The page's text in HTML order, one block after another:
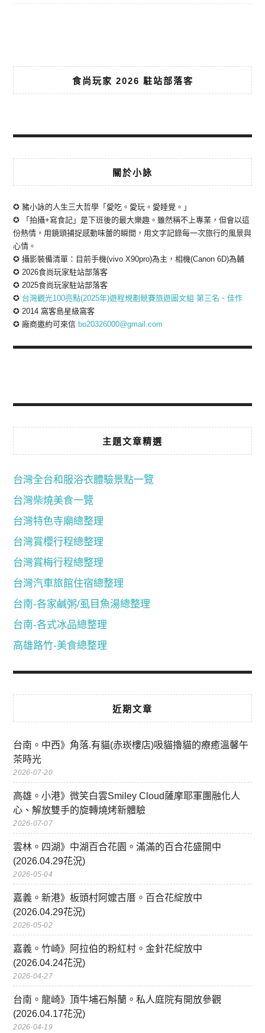
食尚玩家 2026 駐站部落客
關於小詠
✪ 豬小詠的人生三大哲學「愛吃。愛玩。愛睡覺。」
✪ 「拍攝+寫食記」是下班後的最大樂趣。雖然稱不上專業，但會以這
份熱情，用鏡頭捕捉感動味蕾的瞬間，用文字記錄每一次旅行的風景與
心情。
✪ 攝影裝備清單：目前手機(vivo X90pro)為主，相機(Canon 6D)為輔
✪ 2026食尚玩家駐站部落客
✪ 2025食尚玩家駐站部落客
✪ 台灣觀光100亮點(2025年)遊程規劃競賽旅遊圖文組 第三名、佳作
✪ 2014 窩客島星級窩客
✪ 廠商邀約可來信 bo20326000@gmail.com
主題文章精選
台灣全台和服浴衣體驗景點一覽
台灣柴燒美食一覽
台灣特色寺廟總整理
台灣賞櫻行程總整理
台灣賞梅行程總整理
台灣汽車旅館住宿總整理
台南-各家鹹粥/虱目魚湯總整理
台南-各式冰品總整理
高雄路竹-美食總整理
近期文章
台南。中西》角落.有貓(赤崁樓店)吸貓擼貓的療癒溫馨午
茶時光
2026-07-20
高雄。小港》微笑白雲Smiley Cloud薩摩耶軍團融化人
心、解放雙手的旋轉燒烤新體驗
2026-07-07
雲林。四湖》中湖百合花園。滿滿的百合花盛開中
(2026.04.29花況)
2026-05-04
嘉義。新港》板頭村阿嬤古厝。百合花綻放中
(2026.04.29花況)
2026-05-02
嘉義。竹崎》阿拉伯的粉紅村。金針花綻放中
(2026.04.24花況)
2026-04-27
台南。龍崎》頂牛埔石斛蘭。私人庭院有開放參觀
(2026.04.17花況)
2026-04-19